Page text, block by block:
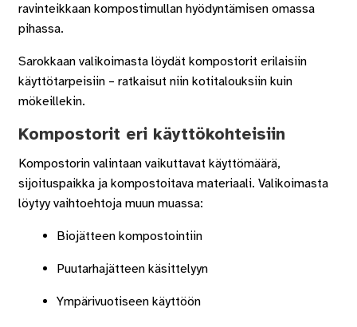
ravinteikkaan kompostimullan hyödyntämisen omassa
pihassa.
Sarokkaan valikoimasta löydät kompostorit erilaisiin
käyttötarpeisiin – ratkaisut niin kotitalouksiin kuin
mökeillekin.
Kompostorit eri käyttökohteisiin
Kompostorin valintaan vaikuttavat käyttömäärä,
sijoituspaikka ja kompostoitava materiaali. Valikoimasta
löytyy vaihtoehtoja muun muassa:
Biojätteen kompostointiin
Puutarhajätteen käsittelyyn
Ympärivuotiseen käyttöön